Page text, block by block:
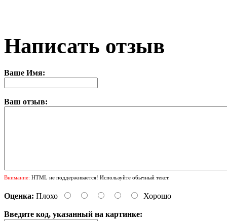
Написать отзыв
Ваше Имя:
Ваш отзыв:
Внимание: HTML не поддерживается! Используйте обычный текст.
Оценка: Плохо Хорошо
Введите код, указанный на картинке: